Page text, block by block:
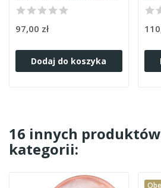
97,00 zł
Dodaj do koszyka
16 innych
kategorii: